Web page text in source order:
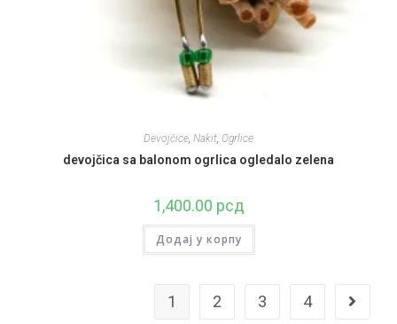
Devojčice, Nakit, Ogrlice
devojčica sa balonom ogrlica ogledalo zelena
1,400.00 рсд
Додај у корпу
1 2 3 4